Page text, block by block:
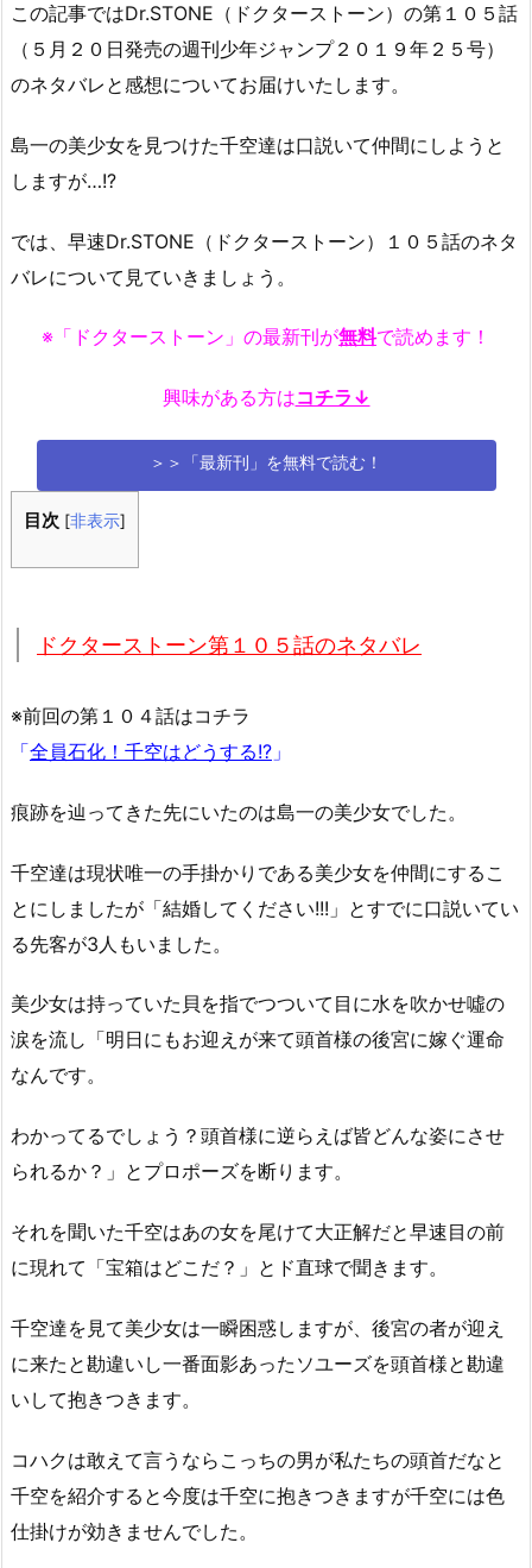
この記事ではDr.STONE（ドクターストーン）の第１０５話
（５月２０日発売の週刊少年ジャンプ２０１９年２５号）
のネタバレと感想についてお届けいたします。
島一の美少女を見つけた千空達は口説いて仲間にしようと
しますが…!?
では、早速Dr.STONE（ドクターストーン）１０５話のネタ
バレについて見ていきましょう。
※「ドクターストーン」の最新刊が無料で読めます！
興味がある方はコチラ↓
＞＞「最新刊」を無料で読む！
目次 [非表示]
ドクターストーン第１０５話のネタバレ
※前回の第１０４話はコチラ
「全員石化！千空はどうする!? 」
痕跡を辿ってきた先にいたのは島一の美少女でした。
千空達は現状唯一の手掛かりである美少女を仲間にするこ
とにしましたが「結婚してください!!!」とすでに口説いてい
る先客が3人もいました。
美少女は持っていた貝を指でつついて目に水を吹かせ噓の
涙を流し「明日にもお迎えが来て頭首様の後宮に嫁ぐ運命
なんです。
わかってるでしょう？頭首様に逆らえば皆どんな姿にさせ
られるか？」とプロポーズを断ります。
それを聞いた千空はあの女を尾けて大正解だと早速目の前
に現れて「宝箱はどこだ？」とド直球で聞きます。
千空達を見て美少女は一瞬困惑しますが、後宮の者が迎え
に来たと勘違いし一番面影あったソユーズを頭首様と勘違
いして抱きつきます。
コハクは敢えて言うならこっちの男が私たちの頭首だなと
千空を紹介すると今度は千空に抱きつきますが千空には色
仕掛けが効きませんでした。